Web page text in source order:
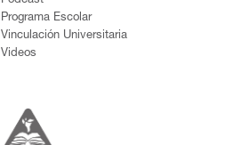
Programa Escolar
Vinculación Universitaria
Videos